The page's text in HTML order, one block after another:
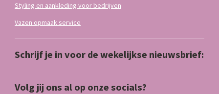
Styling en aankleding voor bedrijven
Vazen opmaak service
Schrijf je in voor de wekelijkse nieuwsbrief:
Volg jij ons al op onze socials?